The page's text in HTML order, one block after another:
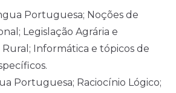
Portuguesa; Noções de
Legislação Agrária e
Informática e tópicos de
Portuguesa; Raciocínio Lógico;